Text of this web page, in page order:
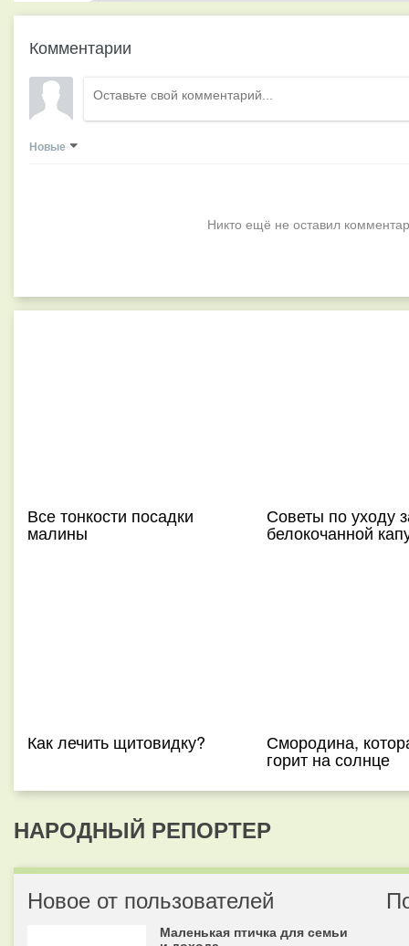
Комментарии
Новые
Никто ещё не оставил
Все тонкости посадки
малины
Советы по уходу
белокочанной
Как лечить щитовидку? Смородина,
горит на солнце
НАРОДНЫЙ РЕПОРТЕР
Новое от пользователей
Маленькая птичка для семьи